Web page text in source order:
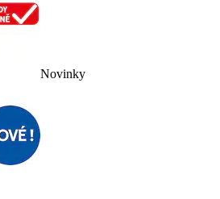
Novinky